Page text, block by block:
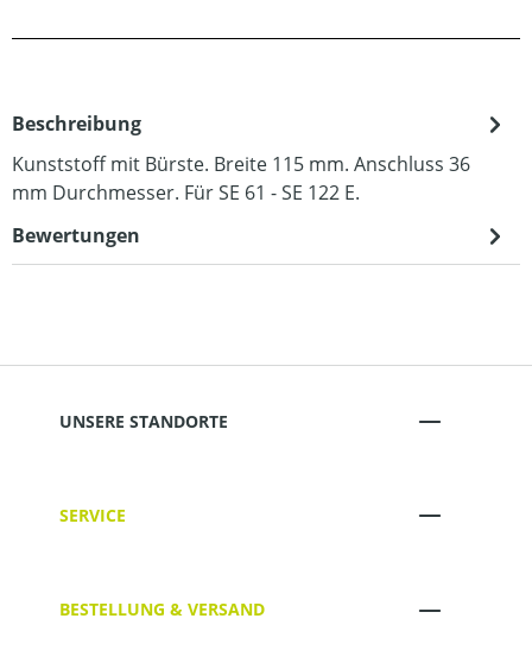
Beschreibung
Kunststoff mit Bürste. Breite 115 mm. Anschluss 36
mm Durchmesser. Für SE 61 - SE 122 E.
Bewertungen
UNSERE STANDORTE
SERVICE
BESTELLUNG & VERSAND